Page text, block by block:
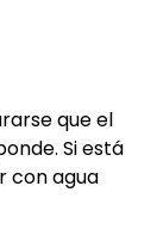
que el
Si está
con agua